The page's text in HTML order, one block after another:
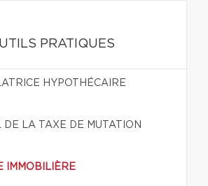
PRATIQUES
HYPOTHÉCAIRE
DE LA TAXE DE MUTATION
IMMOBILIÈRE